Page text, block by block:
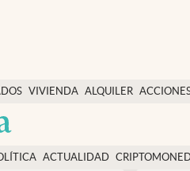
VIVIENDA ALQUILER
ACTUALIDAD